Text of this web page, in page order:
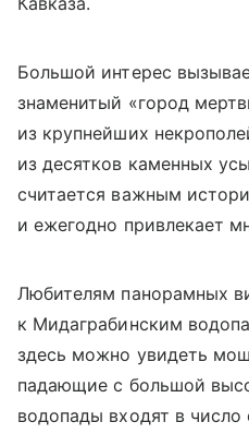
Большой интерес
знаменитый «город
из крупнейших
из десятков каменных
считается важным
и ежегодно привлекает
Любителям панорамных
к Мидаграбинским
здесь можно увидеть
падающие с большой
водопады входят в